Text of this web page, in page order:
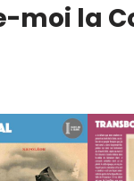
moi la